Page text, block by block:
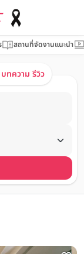
สถานที่จัดงานแนะนำ
บทความ รีวิว